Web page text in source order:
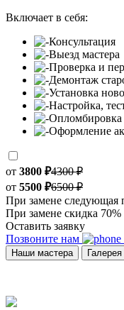
Включает в себя:
Консультация
Выезд мастера
Проверка и
Демонтаж
Установка
Настройка,
Опломбировка
Оформление
от 3800 ₽4300 ₽
от 5500 ₽6500 ₽
При замене следующая
При замене скидка
Оставить заявку
Позвоните нам
Наши мастера